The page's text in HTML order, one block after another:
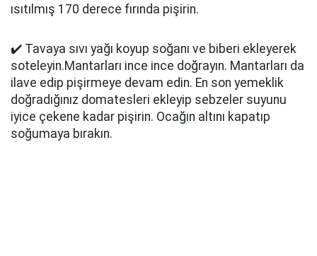
ısıtılmış 170 derece fırında pişirin.
✔️ Tavaya sıvı yağı koyup soğanı ve biberi ekleyerek
soteleyin.Mantarları ince ince doğrayın. Mantarları da
ilave edip pişirmeye devam edin. En son yemeklik
doğradığınız domatesleri ekleyip sebzeler suyunu
iyice çekene kadar pişirin. Ocağın altını kapatıp
soğumaya bırakın.